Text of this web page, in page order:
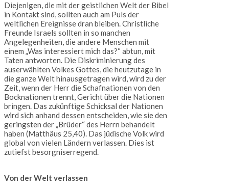
Diejenigen, die mit der geistlichen Welt der Bibel
in Kontakt sind, sollten auch am Puls der
weltlichen Ereignisse dran bleiben. Christliche
Freunde Israels sollten in so manchen
Angelegenheiten, die andere Menschen mit
einem „Was interessiert mich das?“ abtun, mit
Taten antworten. Die Diskriminierung des
auserwählten Volkes Gottes, die heutzutage in
die ganze Welt hinausgetragen wird, wird zu der
Zeit, wenn der Herr die Schafnationen von den
Bocknationen trennt, Gericht über die Nationen
bringen. Das zukünftige Schicksal der Nationen
wird sich anhand dessen entscheiden, wie sie den
geringsten der „Brüder“ des Herrn behandelt
haben (Matthäus 25,40). Das jüdische Volk wird
global von vielen Ländern verlassen. Dies ist
zutiefst besorgniserregend.
Von der Welt verlassen